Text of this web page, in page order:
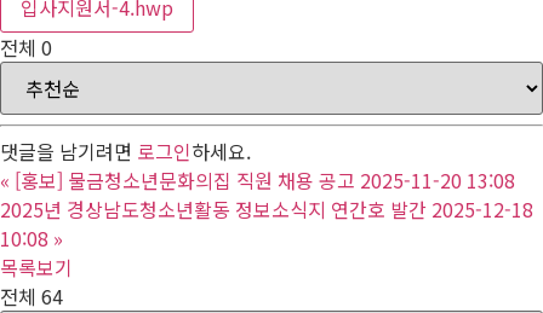
입사지원서-4.hwp
전체 0
댓글을 남기려면 로그인하세요.
« [홍보] 물금청소년문화의집 직원 채용 공고 2025-11-20 13:08
2025년 경상남도청소년활동 정보소식지 연간호 발간 2025-12-18
10:08 »
목록보기
전체 64